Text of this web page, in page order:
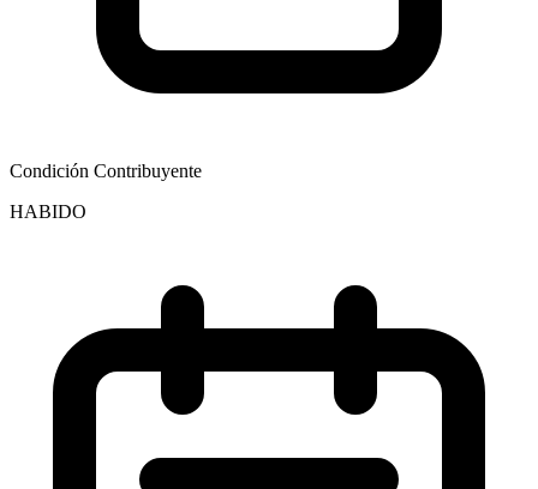
Condición Contribuyente
HABIDO